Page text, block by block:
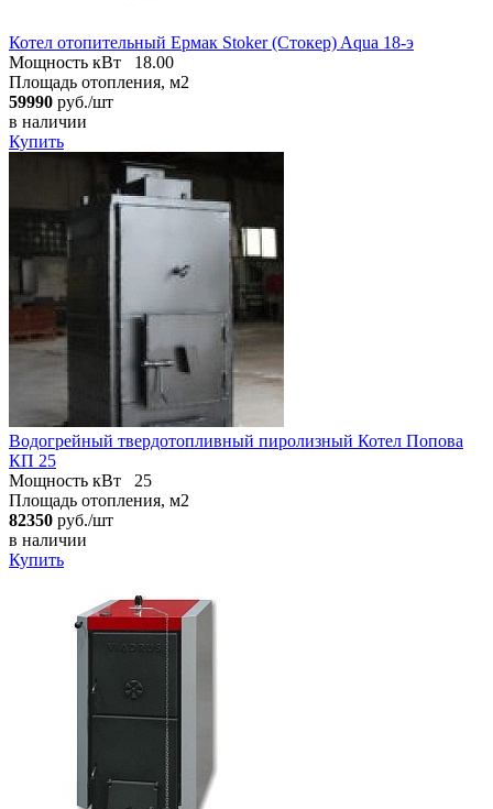
Котел отопительный Ермак Stoker (Стокер) Aqua 18-э
Мощность кВт
18.00
Площадь отопления, м2
59990 руб./шт
в наличии
Купить
Водогрейный твердотопливный пиролизный Котел Попова
КП 25
Мощность кВт
25
Площадь отопления, м2
82350 руб./шт
в наличии
Купить